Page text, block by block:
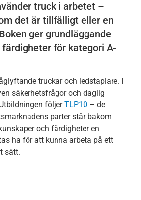
truck i arbetet –
det är tillfälligt eller en
ger grundläggande
färdigheter för kategori A-
truckar och ledstaplare. I
säkerhetsfrågor och daglig
följerTLP10 – de
parter står bakom
och färdigheter en
ha för att kunna arbeta på ett
sätt.